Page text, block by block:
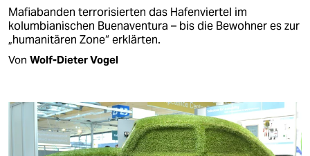
Mafiabanden terrorisierten das Hafenviertel im
kolumbianischen Buenaventura – bis die Bewohner es zur
„humanitären Zone“ erklärten.
Von Wolf-Dieter Vogel